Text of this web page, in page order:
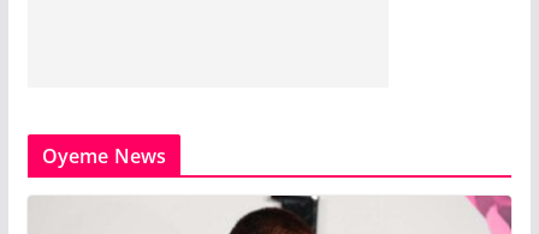
Oyeme News